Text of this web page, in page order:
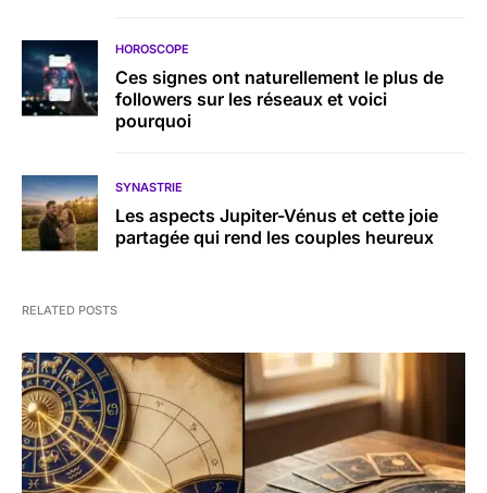
HOROSCOPE
Ces signes ont naturellement le plus de
followers sur les réseaux et voici
pourquoi
SYNASTRIE
Les aspects Jupiter-Vénus et cette joie
partagée qui rend les couples heureux
RELATED POSTS